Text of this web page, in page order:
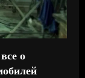
о